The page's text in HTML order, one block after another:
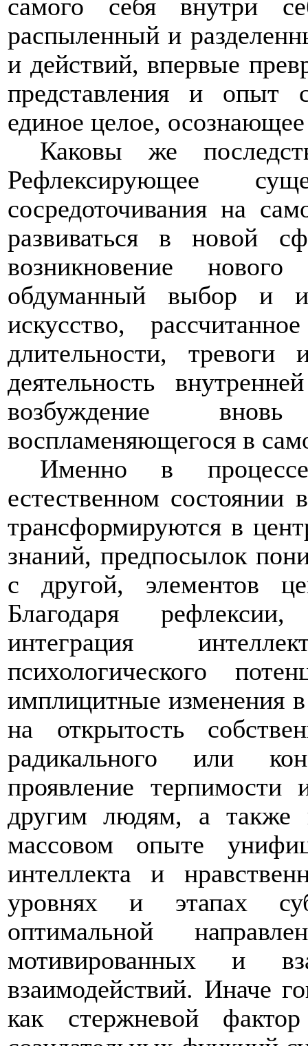
самого себя внутри
распыленный и
и действий, впервые
представления и опыт
единое целое,
Каковы же
Рефлексирующее
сосредоточивания на
развиваться в новой
возникновение
обдуманный выбор и
искусство,
длительности,
деятельность
возбуждение
воспламеняющегося в
Именно в
естественном состоянии
трансформируются в
знаний, предпосылок
с другой, элементов
Благодаря
интеграция
психологического
имплицитные изменения в
на открытость
радикального или
проявление
другим людям, а также
массовом опыте
интеллекта и
уровнях и этапах
оптимальной
мотивированных и
взаимодействий. Иначе
как стержневой